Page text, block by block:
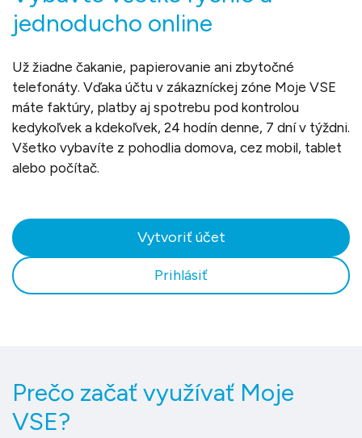
jednoducho online
Už žiadne čakanie, papierovanie ani zbytočné
telefonáty. Vďaka účtu v zákazníckej zóne Moje VSE
máte faktúry, platby aj spotrebu pod kontrolou
kedykoľvek a kdekoľvek, 24 hodín denne, 7 dní v týždni.
Všetko vybavíte z pohodlia domova, cez mobil, tablet
alebo počítač.
Vytvoriť účet
Prihlásiť
Prečo začať využívať Moje
VSE?